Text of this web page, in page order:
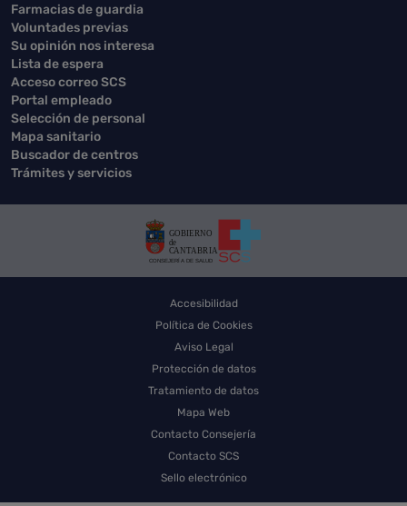
Farmacias de guardia
Voluntades previas
Su opinión nos interesa
Lista de espera
Acceso correo SCS
Portal empleado
Selección de personal
Mapa sanitario
Buscador de centros
Trámites y servicios
Accesibilidad
Política de Cookies
Aviso Legal
Protección de datos
Tratamiento de datos
Mapa Web
Contacto Consejería
Contacto SCS
Sello electrónico